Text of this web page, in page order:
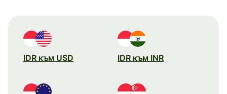
IDR към USD IDR към INR